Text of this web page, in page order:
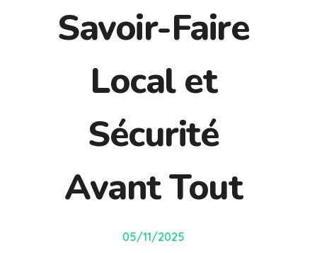
Savoir-Faire
Local et
Sécurité
Avant Tout
05/11/2025